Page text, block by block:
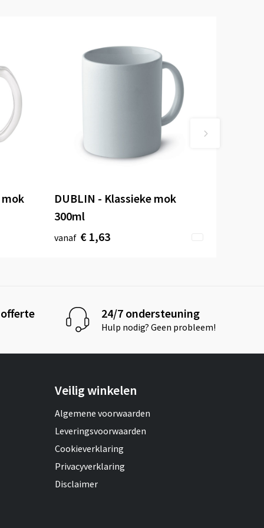
mok
DUBLIN - Klassieke mok
300ml
vanaf € 1,63
offerte 24/7 ondersteuning
Hulp nodig? Geen probleem!
Veilig winkelen
Algemene voorwaarden
Leveringsvoorwaarden
Cookieverklaring
Privacyverklaring
Disclaimer